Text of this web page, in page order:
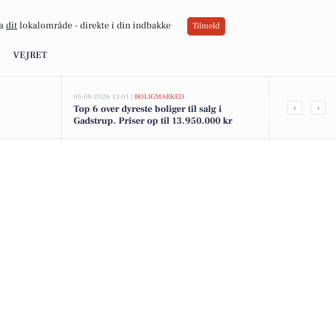
dit lokalområde - direkte i din indbakke Tilmeld
VEJRET
05-08-2026 13:01 | BOLIGMARKED
Top 6 over dyreste boliger til salg i
Gadstrup. Priser op til 13.950.000 kr
Spier PS-
‹ ›